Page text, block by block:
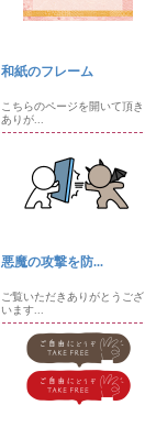
和紙のフレーム
こちらのページを開いて頂き
ありが...
悪魔の攻撃を防...
ご覧いただきありがとうござ
います...